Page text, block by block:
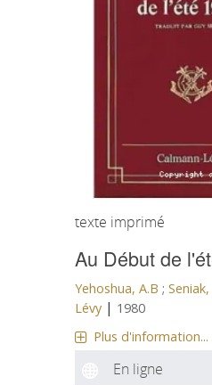
texte imprimé
Au Début de
Yehoshua, A.B ;
Lévy | 1980
Plus d'information...
En ligne